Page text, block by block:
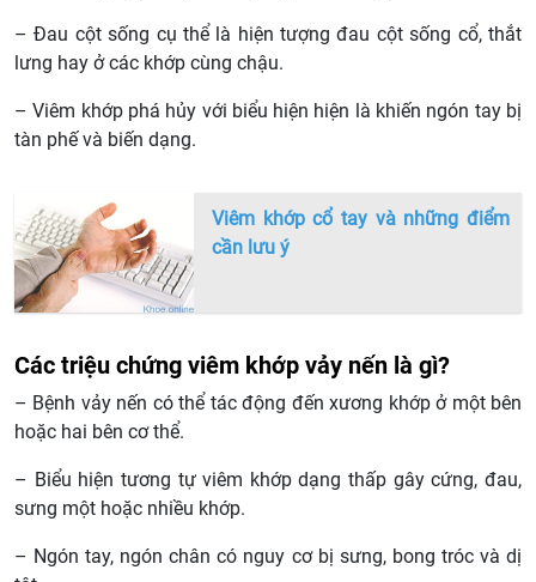
– Đau cột sống cụ thể là hiện tượng đau cột sống cổ, thắt
lưng hay ở các khớp cùng chậu.
– Viêm khớp phá hủy với biểu hiện hiện là khiến ngón tay bị
tàn phế và biến dạng.
Viêm khớp cổ tay và những điểm
cần lưu ý
Các triệu chứng viêm khớp vảy nến là gì?
– Bệnh vảy nến có thể tác động đến xương khớp ở một bên
hoặc hai bên cơ thể.
– Biểu hiện tương tự viêm khớp dạng thấp gây cứng, đau,
sưng một hoặc nhiều khớp.
– Ngón tay, ngón chân có nguy cơ bị sưng, bong tróc và dị